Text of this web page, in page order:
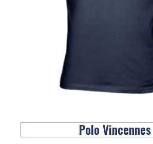
Polo Vincennes